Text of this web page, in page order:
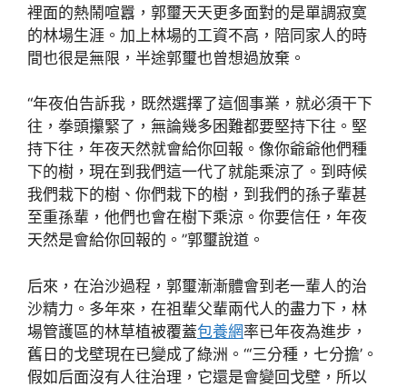
裡面的熱鬧喧囂，郭璽天天更多面對的是單調寂寞
的林場生涯。加上林場的工資不高，陪同家人的時
間也很是無限，半途郭璽也曾想過放棄。
“年夜伯告訴我，既然選擇了這個事業，就必須干下
往，拳頭攥緊了，無論幾多困難都要堅持下往。堅
持下往，年夜天然就會給你回報。像你爺爺他們種
下的樹，現在到我們這一代了就能乘涼了。到時候
我們栽下的樹、你們栽下的樹，到我們的孫子輩甚
至重孫輩，他們也會在樹下乘涼。你要信任，年夜
天然是會給你回報的。”郭璽說道。
后來，在治沙過程，郭璽漸漸體會到老一輩人的治
沙精力。多年來，在祖輩父輩兩代人的盡力下，林
場管護區的林草植被覆蓋包養網率已年夜為進步，
舊日的戈壁現在已變成了綠洲。“‘三分種，七分擔’。
假如后面沒有人往治理，它還是會變回戈壁，所以